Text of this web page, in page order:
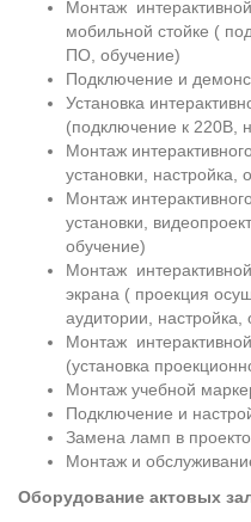
Монтаж
мобильной стойке (
ПО, обучение)
Подключение и
Установка
(подключение к 220В,
Монтаж
установки, настройка,
Монтаж
установки,
обучение)
Монтаж
экрана ( проекция
аудитории, настройка,
Монтаж
(установка
Монтаж учебной
Подключение и
Замена ламп в
Монтаж и
Оборудование актовых